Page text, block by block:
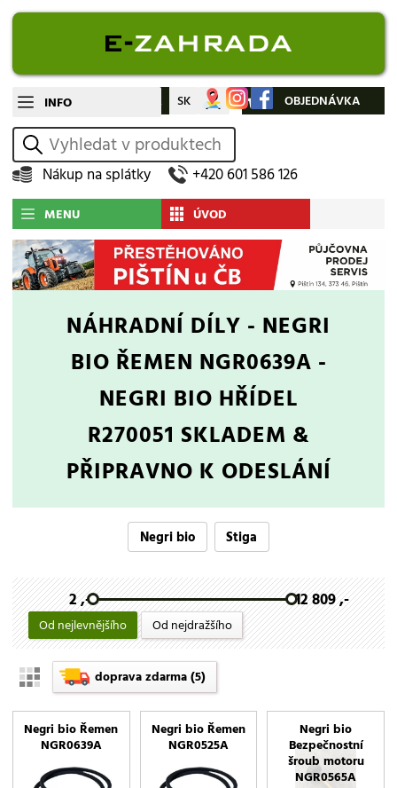
INFO CZ SK Můj účet OBJEDNÁVKA
vyhledat
Nákup na splátky +420 601 586 126
MENU ÚVOD
NÁHRADNÍ DÍLY - NEGRI
BIO ŘEMEN NGR0639A -
NEGRI BIO HŘÍDEL
R270051 SKLADEM &
PŘIPRAVNO K ODESLÁNÍ
Negri bio Stiga
2 ,- 12 809 ,-
Od nejlevnějšího Od nejdražšího
doprava zdarma(5)
Negri bio Řemen
NGR0639A
Negri bio Řemen
NGR0525A
Negri bio
Bezpečnostní
šroub motoru
NGR0565A